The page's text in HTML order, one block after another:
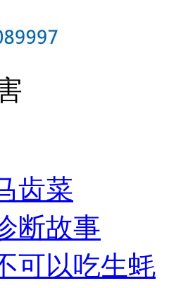
齿菜
断故事
可以吃生蚝